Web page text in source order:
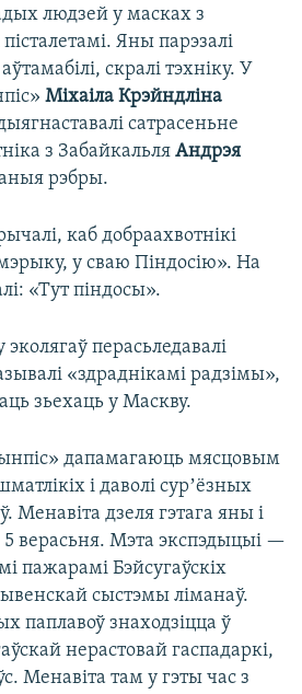
людзей у масках з
Яны парэзалі
скралі тэхніку. У
Міхаіла Крэйндліна
сатрасеньне
з Забайкальля Андрэя
рэбры.
каб добраахвотнікі
у сваю Піндосію». На
«Тут піндосы».
перасьледавалі
«здраднікамі радзімы»,
зьехаць у Маскву.
дапамагаюць мясцовым
і даволі сурʼёзных
дзеля гэтага яны і
5 верасьня. Мэта экспэдыцыі —
пажарамі Бэйсугаўскіх
сыстэмы ліманаў.
паплавоў знаходзіцца ў
нерастовай гаспадаркі,
Менавіта там у гэты час з